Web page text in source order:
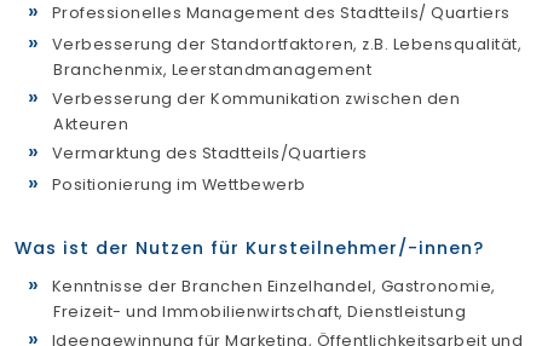
Professionelles Management des Stadtteils/ Quartiers
Verbesserung der Standortfaktoren, z.B. Lebensqualität,
Branchenmix, Leerstandmanagement
Verbesserung der Kommunikation zwischen den
Akteuren
Vermarktung des Stadtteils/Quartiers
Positionierung im Wettbewerb
Was ist der Nutzen für Kursteilnehmer/-innen?
Kenntnisse der Branchen Einzelhandel, Gastronomie,
Freizeit- und Immobilienwirtschaft, Dienstleistung
Ideengewinnung für Marketing, Öffentlichkeitsarbeit und